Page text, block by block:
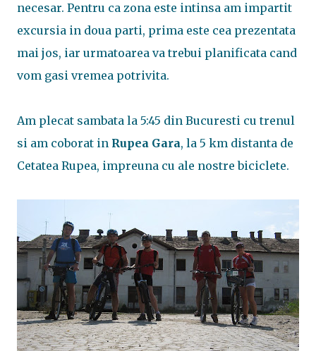
necesar. Pentru ca zona este intinsa am impartit
excursia in doua parti, prima este cea prezentata
mai jos, iar urmatoarea va trebui planificata cand
vom gasi vremea potrivita.
Am plecat sambata la 5:45 din Bucuresti cu trenul
si am coborat in Rupea Gara, la 5 km distanta de
Cetatea Rupea, impreuna cu ale nostre biciclete.